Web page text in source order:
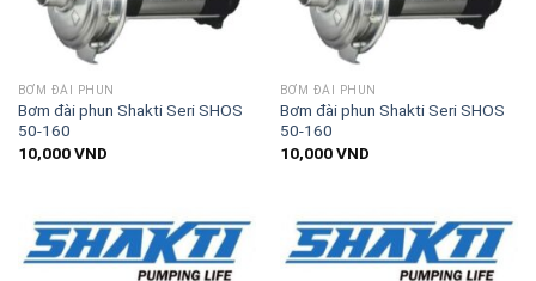
BƠM ĐÀI PHUN
Bơm đài phun Shakti Seri SHOS
50-160
10,000VND
BƠM ĐÀI PHUN
Bơm đài phun Shakti Seri SHOS
50-160
10,000VND